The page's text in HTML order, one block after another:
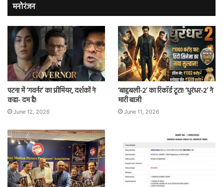
मनोरंजन
पटना में ‘गवर्नर’ का प्रीमियर, दर्शकों ने
कहा- दम है!
June 12, 2026
‘बाहुबली-2’ का रिकॉर्ड टूटा! ‘धुरंधर-2’ ने
मारी बाजी
June 11, 2026